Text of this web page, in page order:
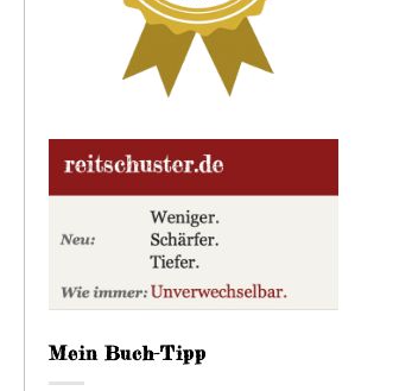
Mein Buch-Tipp